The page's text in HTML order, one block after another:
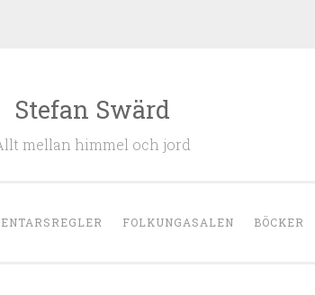
Stefan Swärd
mellan himmel och jord
FOLKUNGASALEN BÖCKER